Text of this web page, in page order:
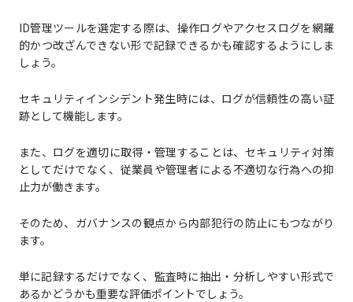
ID管理ツールを選定する際は、操作ログやアクセスログを網羅
的かつ改ざんできない形で記録できるかも確認するようにしま
しょう。
セキュリティインシデント発生時には、ログが信頼性の高い証
跡として機能します。
また、ログを適切に取得・管理することは、セキュリティ対策
としてだけでなく、従業員や管理者による不適切な行為への抑
止力が働きます。
そのため、ガバナンスの観点から内部犯行の防止にもつながり
ます。
単に記録するだけでなく、監査時に抽出・分析しやすい形式で
あるかどうかも重要な評価ポイントでしょう。